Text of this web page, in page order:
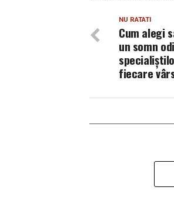
NU RATATI
Cum alegi
un somn
fiecare